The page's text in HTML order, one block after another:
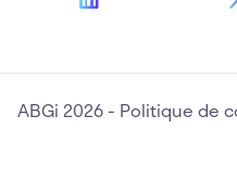
ABGi 2026 - Politique de